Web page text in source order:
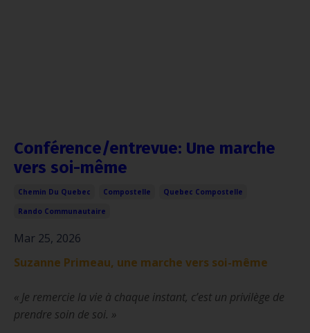
Conférence/entrevue: Une marche
vers soi-même
Chemin Du Quebec Compostelle
Quebec Compostelle
Rando Communautaire
Mar 25, 2026
Suzanne Primeau, une marche vers soi-même
« Je remercie la vie à chaque instant, c’est un privilège de
prendre soin de soi. »